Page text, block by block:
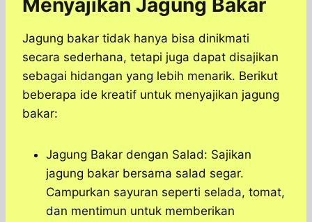
Menyajikan Jagung Bakar
Jagung bakar tidak hanya bisa dinikmati
secara sederhana, tetapi juga dapat disajikan
sebagai hidangan yang lebih menarik. Berikut
beberapa ide kreatif untuk menyajikan jagung
bakar:
Jagung Bakar dengan Salad: Sajikan
jagung bakar bersama salad segar.
Campurkan sayuran seperti selada, tomat,
dan mentimun untuk memberikan